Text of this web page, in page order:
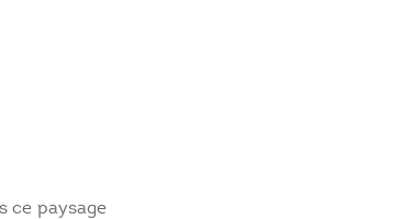
ce paysage